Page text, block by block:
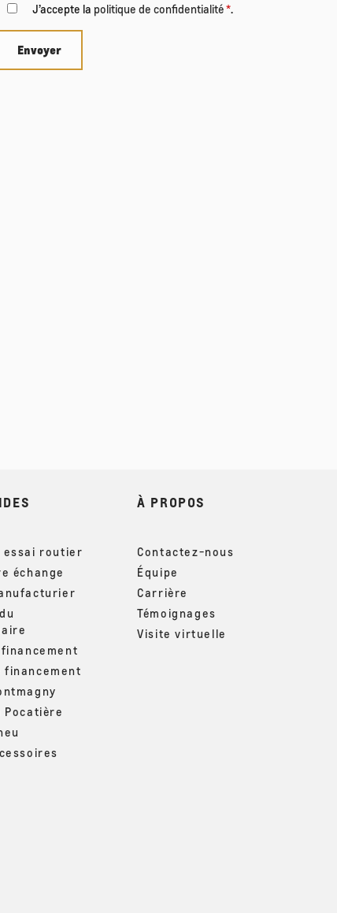
J’accepte la politique de confidentialité*.
essai routier
échange
financement
Pocatière
À PROPOS
Contactez-nous
Équipe
Carrière
Témoignages
Visite virtuelle